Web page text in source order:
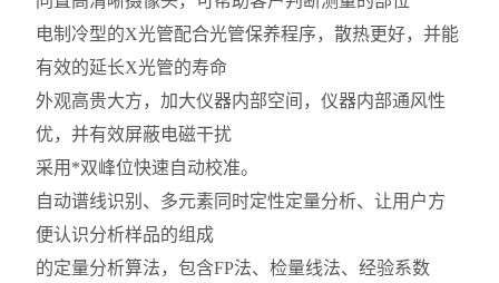
电制冷型的X光管配合光管保养程序，散热更好，并能
有效的延长X光管的寿命
外观高贵大方，加大仪器内部空间，仪器内部通风性
优，并有效屏蔽电磁干扰
采用*双峰位快速自动校准。
自动谱线识别、多元素同时定性定量分析、让用户方
便认识分析样品的组成
的定量分析算法，包含FP法、检量线法、经验系数